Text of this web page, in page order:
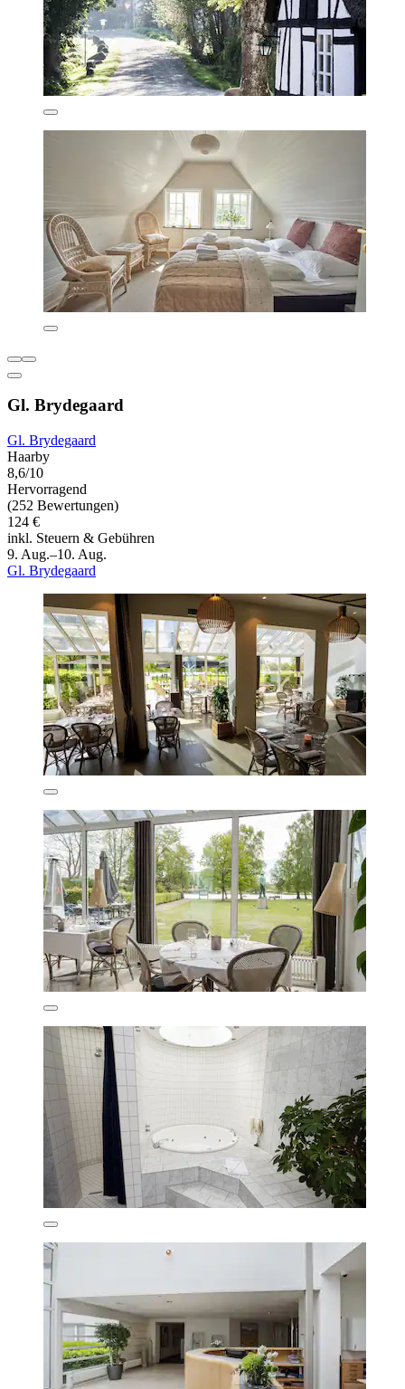
Gl. Brydegaard
Gl. Brydegaard
Haarby
8,6/10
Hervorragend
(252 Bewertungen)
124 €
inkl. Steuern & Gebühren
9. Aug.–10. Aug.
Gl. Brydegaard